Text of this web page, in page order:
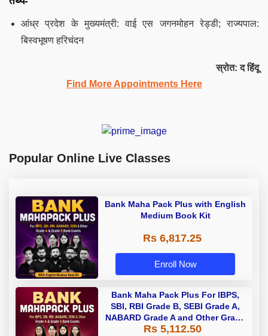
आंध्र प्रदेश के मुख्यमंत्री: वाई एस जगनमोहन रेड्डी; राज्यपाल:
बिस्वभूषण हरिचंदन
स्रोत: द हिंदू
Find More Appointments Here
Popular Online Live Classes
Bank Maha Pack Plus with English
Medium Book Kit
Rs 6,817.25
Enroll Now
Bank Maha Pack Plus For IBPS,
SBI, RBI Grade B, SEBI Grade A,
NABARD Grade A and Other Grade
A & Grade B Bank Exams
Rs 5,112.50